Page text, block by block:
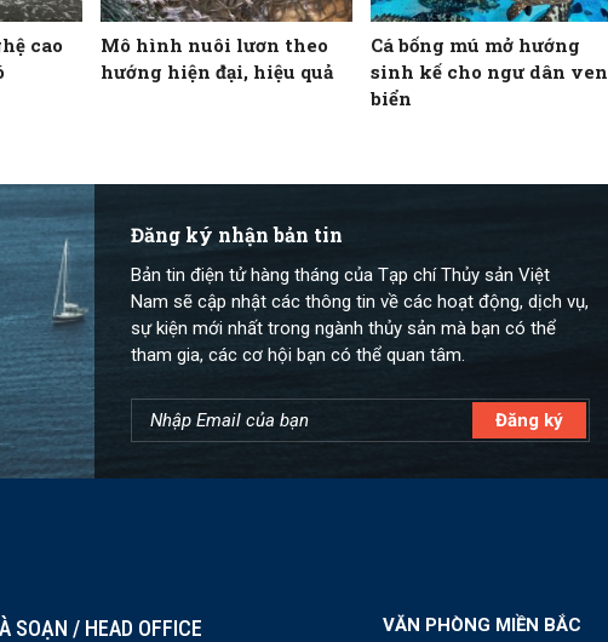
cao
Mô hình nuôi lươn theo
hướng hiện đại, hiệu quả
Cá bống mú mở hướng
sinh kế cho ngư dân ven
biển
Đăng ký nhận bản tin
Bản tin điện tử hàng tháng của Tạp chí Thủy sản Việt
Nam sẽ cập nhật các thông tin về các hoạt động, dịch vụ,
sự kiện mới nhất trong ngành thủy sản mà bạn có thể
tham gia, các cơ hội bạn có thể quan tâm.
SOẠN / HEAD OFFICE VĂN PHÒNG MIỀN BẮC